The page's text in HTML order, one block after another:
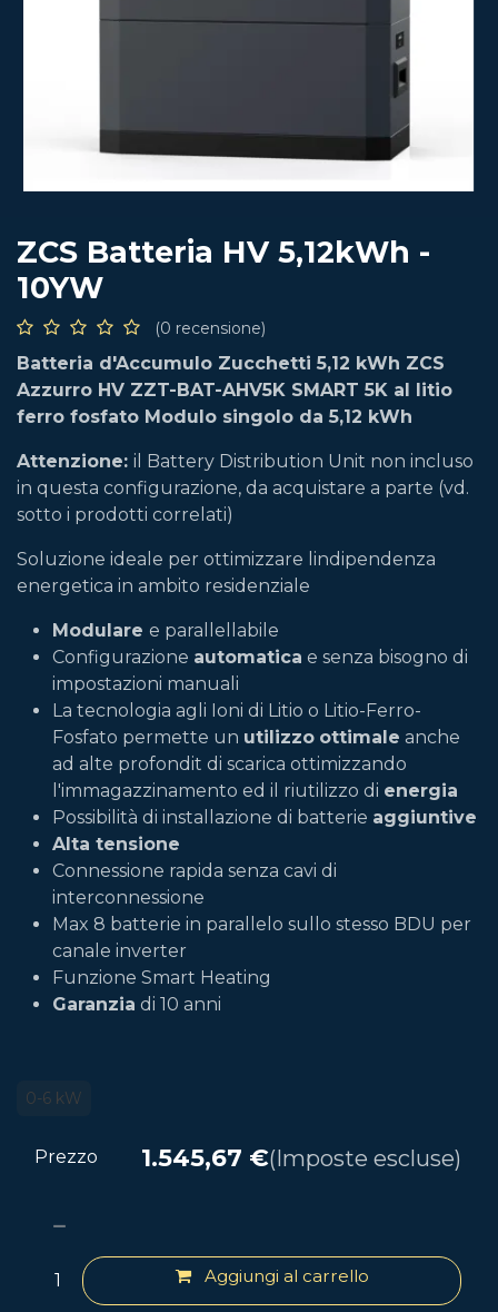
ZCS Batteria HV 5,12kWh -
10YW
(0 recensione)
Batteria d'Accumulo Zucchetti 5,12 kWh ZCS
Azzurro HV ZZT-BAT-AHV5K SMART 5K al litio
ferro fosfato Modulo singolo da 5,12 kWh
Attenzione: il Battery Distribution Unit non incluso
in questa configurazione, da acquistare a parte (vd.
sotto i prodotti correlati)
Soluzione ideale per ottimizzare lindipendenza
energetica in ambito residenziale
Modulare e parallellabile
Configurazione automatica e senza bisogno di
impostazioni manuali
La tecnologia agli Ioni di Litio o Litio-Ferro-
Fosfato permette un utilizzo ottimale anche
ad alte profondit di scarica ottimizzando
l'immagazzinamento ed il riutilizzo di energia
Possibilità di installazione di batterie aggiuntive
Alta tensione
Connessione rapida senza cavi di
interconnessione
Max 8 batterie in parallelo sullo stesso BDU per
canale inverter
Funzione Smart Heating
Garanzia di 10 anni
0-6 kW
Aggiungi al carrello
Prezzo 1.545,67 €(Imposte escluse)